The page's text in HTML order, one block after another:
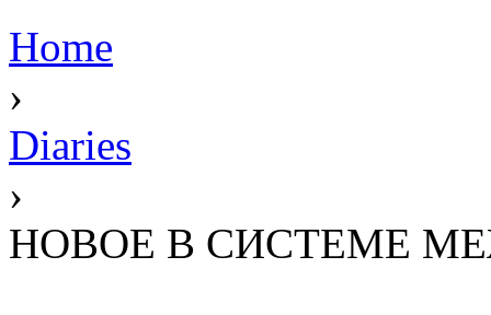
Home
›
Diaries
›
НОВОЕ В СИСТЕМЕ